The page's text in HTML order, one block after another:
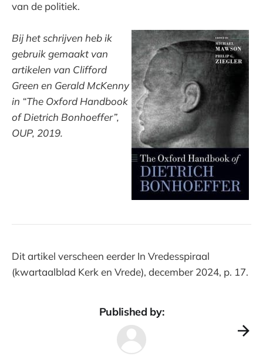
van de politiek.
Bij het schrijven heb ik
gebruik gemaakt van
artikelen van Clifford
Green en Gerald McKenny
in “The Oxford Handbook
of Dietrich Bonhoeffer”,
OUP, 2019.
Dit artikel verscheen eerder In Vredesspiraal
(kwartaalblad Kerk en Vrede), december 2024, p. 17.
Published by: